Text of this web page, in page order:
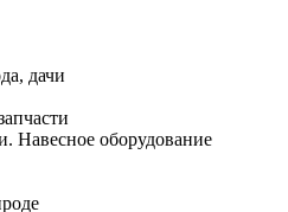
дачи
Навесное оборудование